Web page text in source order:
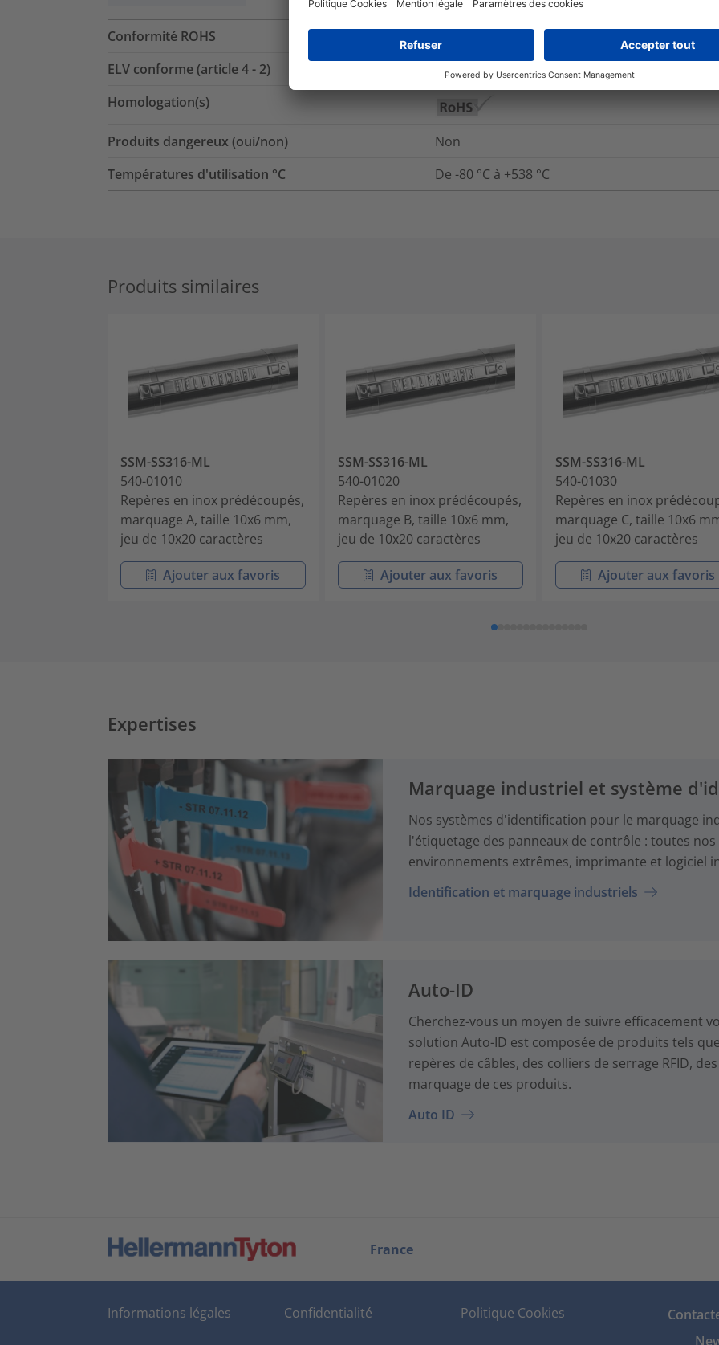
Conformité ROHS
ELV conforme (article 4 - 2)
Oui
Homologation(s)
Produits dangereux (oui/non)
Non
Températures d'utilisation °C
De -80 °C à +538 °C
Produits similaires
SSM-SS316-ML
540-01010
Repères en inox prédécoupés,
marquage A, taille 10x6 mm,
jeu de 10x20 caractères
Ajouter aux favoris
SSM-SS316-ML
540-01020
Repères en inox prédécoupés,
marquage B, taille 10x6 mm,
jeu de 10x20 caractères
Ajouter aux favoris
SSM-SS316-ML
540-01030
Repères en inox
marquage C, taille 10x6
jeu de 10x20 caractères
Ajouter aux favoris
Expertises
Marquage industriel et système
Nos systèmes d'identification pour le marquage
l'étiquetage des panneaux de contrôle : toutes
environnements extrêmes, imprimante et logiciel
Identification et marquage industriels
Auto-ID
Cherchez-vous un moyen de suivre efficacement
solution Auto-ID est composée de produits tels
repères de câbles, des colliers de serrage RFID,
marquage de ces produits.
Auto ID
France
Informations légales Confidentialité Politique Cookies